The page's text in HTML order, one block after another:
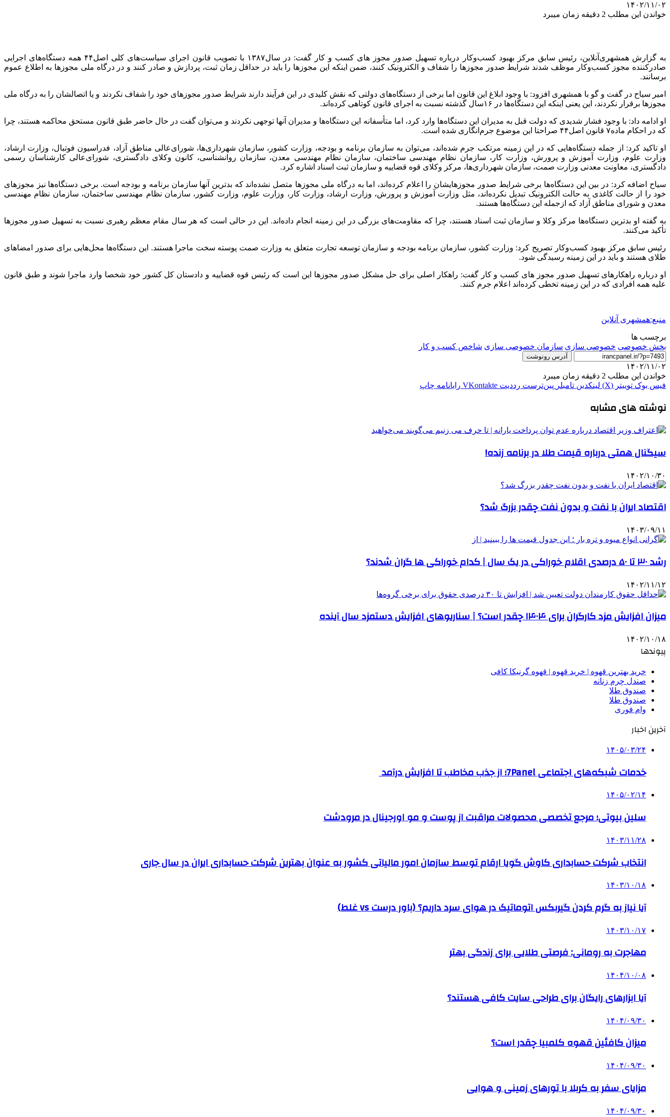
۱۴۰۲/۱۱/۰۲
خواندن این مطلب 2 دقیقه زمان میبرد
به گزارش همشهری‌آنلاین، رئیس سابق مرکز بهبود کسب‌وکار درباره تسهیل صدور مجوز های کسب و کار گفت: در سال۱۳۸۷ با تصویب قانون اجرای سیاست‌های کلی اصل۴۴ همه دستگاه‌های اجرایی
صادرکننده مجوز کسب‌وکار موظف شدند شرایط صدور مجوزها را شفاف و الکترونیک کنند، ضمن اینکه این مجوزها را باید در حداقل زمان ثبت، پردازش و صادر کنند و در درگاه ملی مجوزها به اطلاع عموم
برسانند.
امیر سیاح در گفت و گو با همشهری افزود: با وجود ابلاغ این قانون اما برخی از دستگاه‌های دولتی که نقش کلیدی در این فرآیند دارند شرایط صدور مجوزهای خود را شفاف نکردند و یا اتصالشان را به درگاه ملی
مجوزها برقرار نکردند، این یعنی اینکه این دستگاه‌ها در ۱۶سال گذشته نسبت به اجرای قانون کوتاهی کرده‌اند.
او ادامه داد: با وجود فشار شدیدی که دولت قبل به مدیران این دستگاه‌ها وارد کرد، اما متأسفانه این دستگاه‌ها و مدیران آنها توجهی نکردند و می‌توان گفت در حال حاضر طبق قانون مستحق محاکمه هستند، چرا
که در احکام ماده۷ قانون اصل۴۴ صراحتا این موضوع جرم‌انگاری شده است.
او تاکید کرد: از جمله دستگاه‌هایی که در این زمینه مرتکب جرم شده‌اند، می‌توان به سازمان برنامه و بودجه، وزارت کشور، سازمان شهرداری‌ها، شورای‌عالی مناطق آزاد، فدراسیون فوتبال، وزارت ارشاد،
وزارت علوم، وزارت آموزش و پرورش، وزارت کار، سازمان نظام مهندسی ساختمان، سازمان نظام مهندسی معدن، سازمان روانشناسی، کانون وکلای دادگستری، شورای‌عالی کارشناسان رسمی
دادگستری، معاونت معدنی وزارت صمت، سازمان شهرداری‌ها، مرکز وکلای قوه قضاییه و سازمان ثبت اسناد اشاره کرد.
سیاح اضافه کرد: در بین این دستگاه‌ها برخی شرایط صدور مجوزهایشان را اعلام کرده‌اند، اما به درگاه ملی مجوزها متصل نشده‌اند که بدترین آنها سازمان برنامه و بودجه است. برخی دستگاه‌ها نیز مجوزهای
خود را از حالت کاغذی به حالت الکترونیک تبدیل نکرده‌اند، مثل وزارت آموزش و پرورش، وزارت ارشاد، وزارت کار، وزارت علوم، وزارت کشور، سازمان نظام مهندسی ساختمان، سازمان نظام مهندسی
معدن و شورای مناطق آزاد که ازجمله این دستگاه‌ها هستند.
به گفته او بدترین دستگاه‌ها مرکز وکلا و سازمان ثبت اسناد هستند، چرا که مقاومت‌های بزرگی در این زمینه انجام داده‌اند. این در حالی است که هر سال مقام معظم رهبری نسبت به تسهیل صدور مجوزها
تأکید می‌کنند.
رئیس سابق مرکز بهبود کسب‌وکار تصریح کرد: وزارت کشور، سازمان برنامه بودجه و سازمان توسعه تجارت متعلق به وزارت صمت پوسته سخت ماجرا هستند. این دستگاه‌ها محل‌هایی برای صدور امضاهای
طلای هستند و باید در این زمینه رسیدگی شود.
او درباره راهکارهای تسهیل صدور مجوز های کسب و کار گفت: راهکار اصلی برای حل مشکل صدور مجوزها این است که رئیس قوه قضاییه و دادستان کل کشور خود شخصا وارد ماجرا شوند و طبق قانون
علیه همه افرادی که در این زمینه تخطی کرده‌اند اعلام جرم کنند.
منبع:همشهری آنلاین
برچسب ها
بخش خصوصی خصوصی سازی سازمان خصوصی سازی شاخص کسب و کار
آدرس رونوشت
۱۴۰۲/۱۱/۰۲
خواندن این مطلب 2 دقیقه زمان میبرد
فیس بوک توییتر (X) لینکدین ‫تامبلر ‫پین‌ترست ‫رددیت ‫VKontakte رایانامه چاپ
نوشته های مشابه
سیگنال همتی درباره قیمت طلا در برنامه زنده!
۱۴۰۲/۱۰/۳۰
اقتصاد ایران با نفت و بدون نفت چقدر بزرگ شد؟
۱۴۰۳/۰۹/۱۱
رشد ۳۰ تا ۵۰ درصدی اقلام خوراکی در یک سال | کدام خوراکی‌ ها گران شدند؟
۱۴۰۲/۱۱/۱۲
میزان افزایش مزد کارگران برای ۱۴۰۴ چقدر است؟ | سناریوهای افزایش دستمزد سال آینده
۱۴۰۲/۱۰/۱۸
پیوندها
خرید بهترین قهوه | خرید قهوه | قهوه گرنیکا کافی
صندل چرم زنانه
صندوق طلا
صندوق طلا
وام فوری
آخرین اخبار
۱۴۰۵/۰۳/۲۴
خدمات شبکه‌های اجتماعی 7Panel؛ از جذب مخاطب تا افزایش درآمد
۱۴۰۵/۰۲/۱۴
سلین بیوتی؛ مرجع تخصصی محصولات مراقبت از پوست و مو اورجینال در مرودشت
۱۴۰۳/۱۱/۲۸
انتخاب شرکت حسابداری کاوش گویا ارقام توسط سازمان امور مالیاتی کشور به عنوان بهترین شرکت حسابداری ایران در سال جاری
۱۴۰۳/۱۰/۱۸
آیا نیاز به گرم کردن گیربکس اتوماتیک در هوای سرد داریم؟ (باور درست vs غلط)
۱۴۰۳/۱۰/۱۷
مهاجرت به رومانی: فرصتی طلایی برای زندگی بهتر
۱۴۰۴/۱۰/۰۸
آیا ابزارهای رایگان برای طراحی سایت کافی هستند؟
۱۴۰۴/۰۹/۳۰
میزان کافئین قهوه کلمبیا چقدر است؟
۱۴۰۴/۰۹/۳۰
مزایای سفر به کربلا با تورهای زمینی و هوایی
۱۴۰۴/۰۹/۳۰